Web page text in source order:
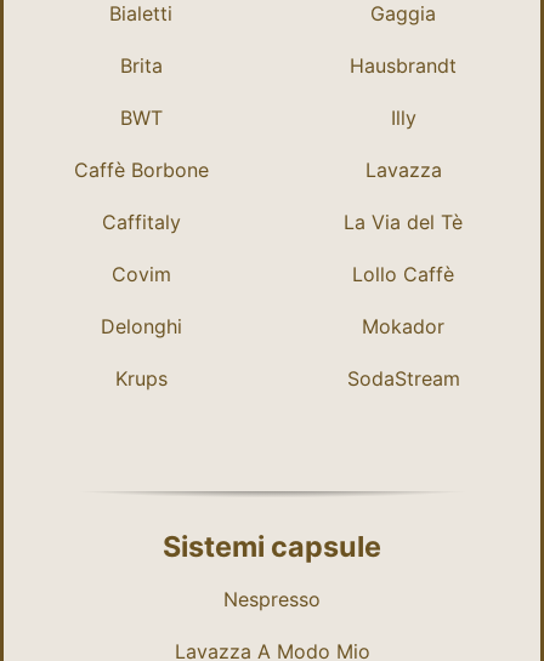
Bialetti
Brita
BWT
Caffè Borbone
Caffitaly
Covim
Delonghi
Krups
Gaggia
Hausbrandt
Illy
Lavazza
La Via del Tè
Lollo Caffè
Mokador
SodaStream
Sistemi capsule
Nespresso
Lavazza A Modo Mio